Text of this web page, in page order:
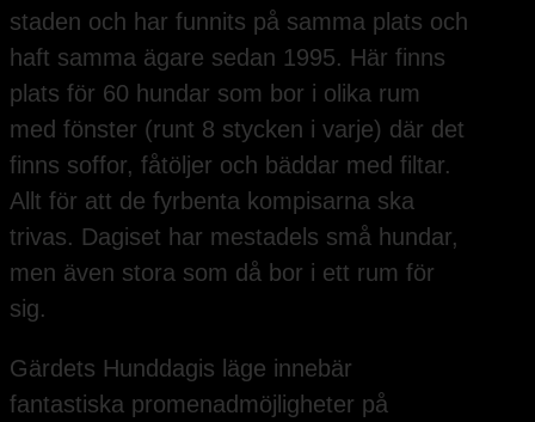
staden och har funnits på samma plats och
haft samma ägare sedan 1995. Här finns
plats för 60 hundar som bor i olika rum
med fönster (runt 8 stycken i varje) där det
finns soffor, fåtöljer och bäddar med filtar.
Allt för att de fyrbenta kompisarna ska
trivas. Dagiset har mestadels små hundar,
men även stora som då bor i ett rum för
sig.
Gärdets Hunddagis läge innebär
fantastiska promenadmöjligheter på